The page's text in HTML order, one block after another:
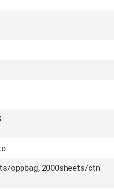
oppbag, 2000sheets/ctn